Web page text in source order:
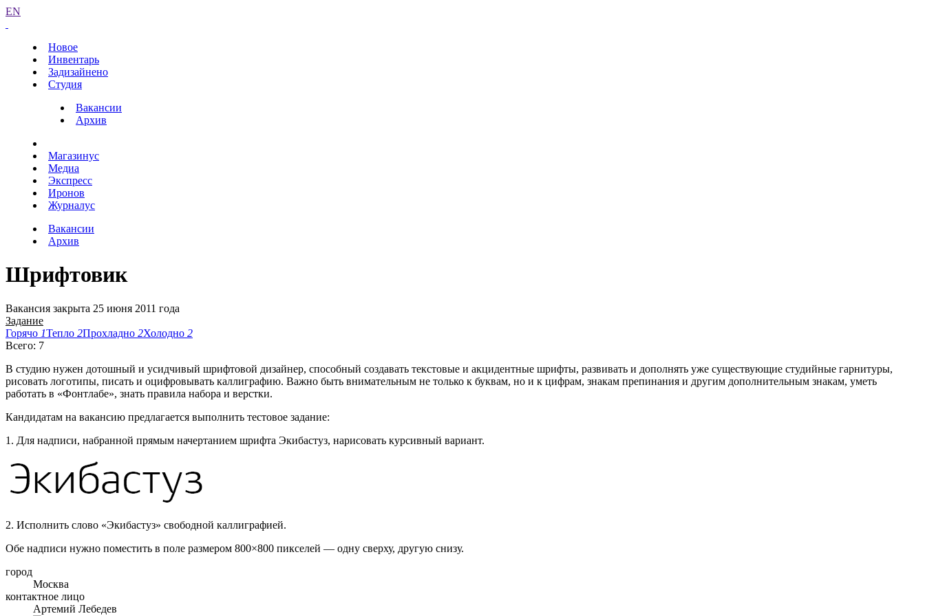
EN
Новое
Инвентарь
Задизайнено
Студия
Вакансии
Архив
Магазинус
Медиа
Экспресс
Иронов
Журналус
Вакансии
Архив
Шрифтовик
Вакансия закрыта 25 июня 2011 года
Задание
Горячо 1Тепло 2Прохладно 2Холодно 2
Всего: 7
В студию нужен дотошный и усидчивый шрифтовой дизайнер, способный создавать текстовые и акцидентные шрифты, развивать и дополнять уже существующие студийные гарнитуры,
рисовать логотипы, писать и оцифровывать каллиграфию. Важно быть внимательным не только к буквам, но и к цифрам, знакам препинания и другим дополнительным знакам, уметь
работать в «Фонтлабе», знать правила набора и верстки.
Кандидатам на вакансию предлагается выполнить тестовое задание:
1. Для надписи, набранной прямым начертанием шрифта Экибастуз, нарисовать курсивный вариант.
2. Исполнить слово «Экибастуз» свободной каллиграфией.
Обе надписи нужно поместить в поле размером 800×800 пикселей — одну сверху, другую снизу.
город
Москва
контактное лицо
Артемий Лебедев